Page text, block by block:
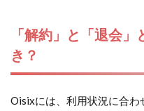
「解約」と「退会
き？
Oisixには、利用状況に合わ